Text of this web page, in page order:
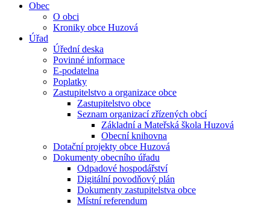
Obec
O obci
Kroniky obce Huzová
Úřad
Úřední deska
Povinné informace
E-podatelna
Poplatky
Zastupitelstvo a organizace obce
Zastupitelstvo obce
Seznam organizací zřízených obcí
Základní a Mateřská škola Huzová
Obecní knihovna
Dotační projekty obce Huzová
Dokumenty obecního úřadu
Odpadové hospodářství
Digitální povodňový plán
Dokumenty zastupitelstva obce
Místní referendum